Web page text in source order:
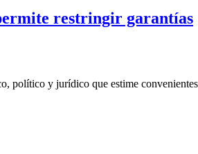
restringir garantías
político y jurídico que estime